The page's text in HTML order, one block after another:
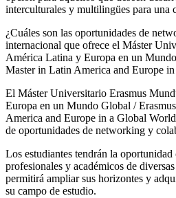
interculturales y multilingües para una
¿Cuáles son las oportunidades de
internacional que ofrece el Máster
América Latina y Europa en un
Master in Latin America and Europe
El Máster Universitario Erasmus
Europa en un Mundo Global /
America and Europe in a Global
de oportunidades de networking y
Los estudiantes tendrán la oportunidad
profesionales y académicos de
permitirá ampliar sus horizontes y
su campo de estudio.